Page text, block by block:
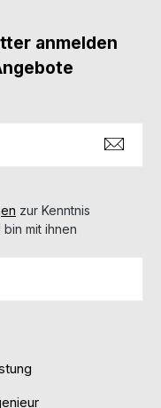
anmelden
zur Kenntnis
mit ihnen